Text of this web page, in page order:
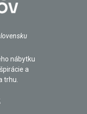
nábytku
a
trhu.